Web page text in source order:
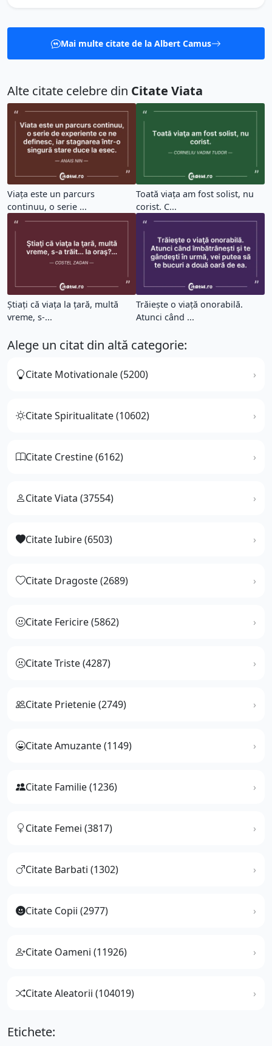
Mai multe citate de la Albert Camus
Alte citate celebre din Citate Viata
Viața este un parcurs
continuu, o serie ...
Toată viaţa am fost solist, nu
corist. C...
Ştiaţi că viaţa la ţară, multă
vreme, s-...
Trăieşte o viaţă onorabilă.
Atunci când ...
Alege un citat din altă categorie:
Citate Motivationale (5200)
Citate Spiritualitate (10602)
Citate Crestine (6162)
Citate Viata (37554)
Citate Iubire (6503)
Citate Dragoste (2689)
Citate Fericire (5862)
Citate Triste (4287)
Citate Prietenie (2749)
Citate Amuzante (1149)
Citate Familie (1236)
Citate Femei (3817)
Citate Barbati (1302)
Citate Copii (2977)
Citate Oameni (11926)
Citate Aleatorii (104019)
Etichete: